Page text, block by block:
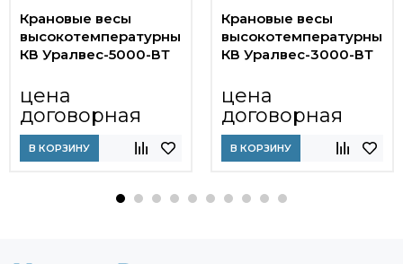
Крановые весы
высокотемпературные
КВ Уралвес-5000-ВТ
цена
договорная
В КОРЗИНУ
Крановые весы
высокотемпературные
КВ Уралвес-3000-ВТ
цена
договорная
В КОРЗИНУ